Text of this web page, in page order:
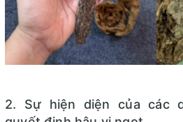
2. Sự hiện diện của các